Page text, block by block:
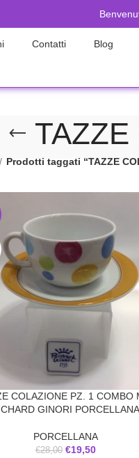
Contatti Blog
Prodotti taggati “TAZZE
COLAZIONE PZ. 1 COMBO
GINORI
PORCELLANA
€28,00 €19,50